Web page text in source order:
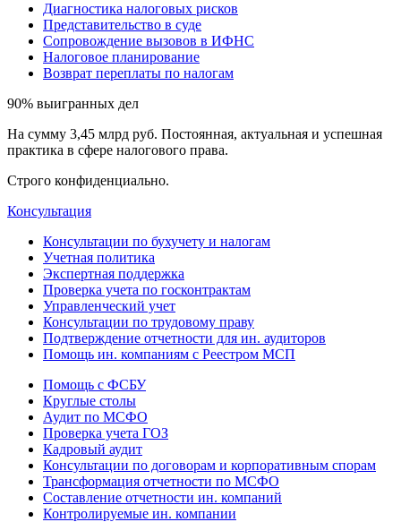
Диагностика налоговых рисков
Представительство в суде
Сопровождение вызовов в ИФНС
Налоговое планирование
Возврат переплаты по налогам
90% выигранных дел
На сумму 3,45 млрд руб. Постоянная, актуальная и успешная
практика в сфере налогового права.
Строго конфиденциально.
Консультация
Консультации по бухучету и налогам
Учетная политика
Экспертная поддержка
Проверка учета по госконтрактам
Управленческий учет
Консультации по трудовому праву
Подтверждение отчетности для ин. аудиторов
Помощь ин. компаниям с Реестром МСП
Помощь с ФСБУ
Круглые столы
Аудит по МСФО
Проверка учета ГОЗ
Кадровый аудит
Консультации по договорам и корпоративным спорам
Трансформация отчетности по МСФО
Составление отчетности ин. компаний
Контролируемые ин. компании